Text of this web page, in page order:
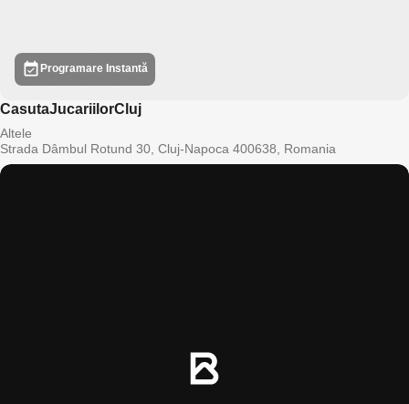
Programare Instantă
CasutaJucariilorCluj
Altele
Strada Dâmbul Rotund 30, Cluj-Napoca 400638, Romania